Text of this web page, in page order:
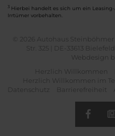
3 Hierbei handelt es sich um ein
Irrtümer vorbehalten.
© 2026 Autohaus Steinböhmer
Str. 325 | DE-33613
Webdesign
Herzlich Willkommen
Herzlich Willkommen im
Datenschutz
Barrierefreiheit